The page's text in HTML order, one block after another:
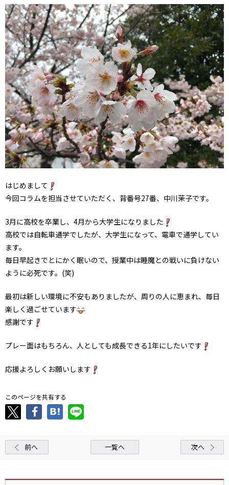
はじめまして
今回コラムを担当させていただく、背番号27番、中川茉子です。
3月に高校を卒業し、4月から大学生になりました
高校では自転車通学でしたが、大学生になって、電車で通学してい
ます。
毎日早起きでとにかく眠いので、授業中は睡魔との戦いに負けない
ように必死です。(笑)
最初は新しい環境に不安もありましたが、周りの人に恵まれ、毎日
楽しく過ごせています
感謝です
プレー面はもちろん、人としても成長できる1年にしたいです
応援よろしくお願いします
このページを共有する
前へ 一覧へ 次へ